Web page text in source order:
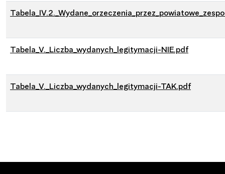
Tabela_V._Liczba_wydanych_legitymacji-NIE.pdf
Tabela_V._Liczba_wydanych_legitymacji-TAK.pdf